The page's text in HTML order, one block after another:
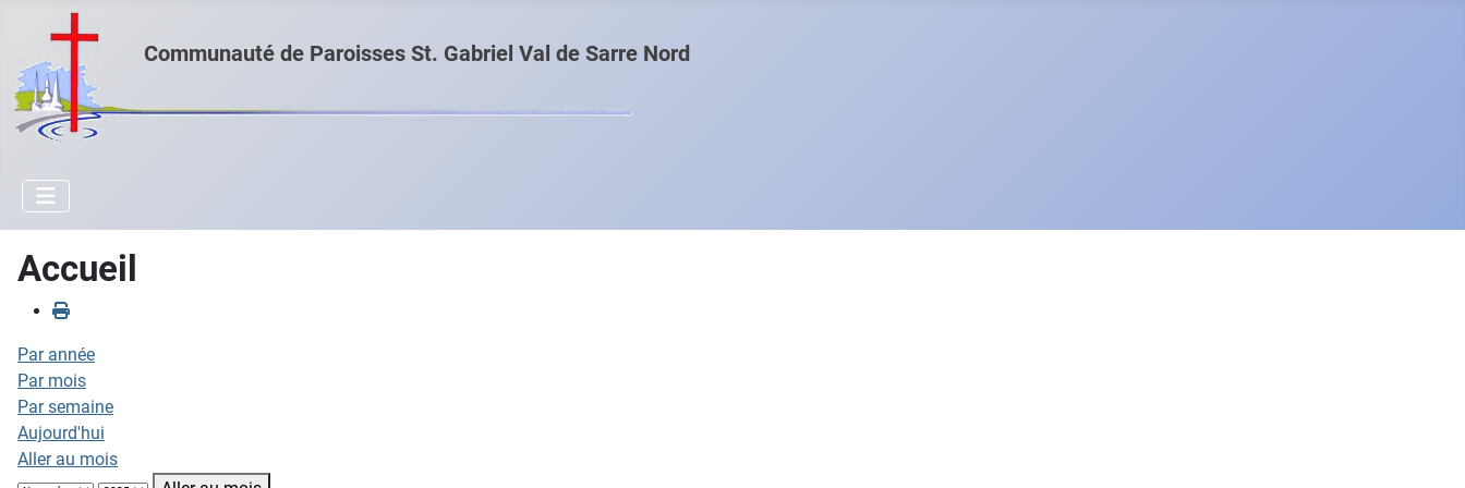
Communauté de Paroisses St. Gabriel Val de Sarre Nord
Accueil
Par année
Par mois
Par semaine
Aujourd'hui
Aller au mois